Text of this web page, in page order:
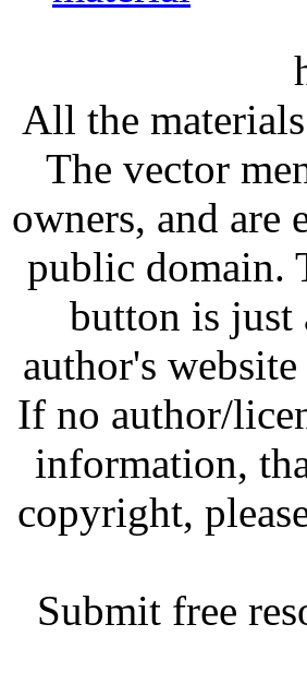
All the
The vector
owners, and are
public domain.
button is just
author's
If no author/
information,
copyright,
Submit free